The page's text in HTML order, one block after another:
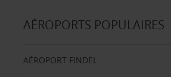
AÉROPORTS POPULAIRES
AÉROPORT FINDEL